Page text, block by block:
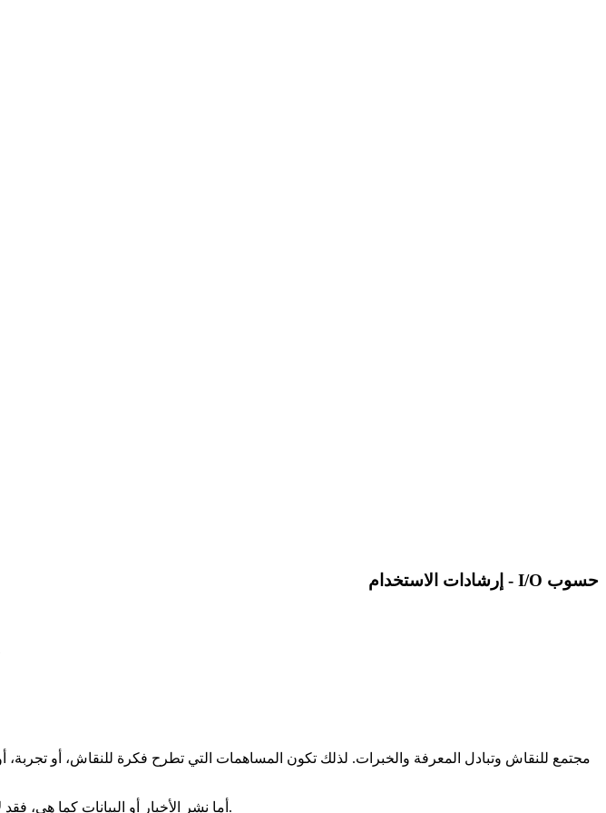
حسوب I/O - إرشادات الاستخدام
أما نشر الأخبار أو البيانات كما هي، فقد لا يكون مناسبًا في بعض الحالات، خاصة إذا كانت لا تضيف مجالًا للنقاش أو كانت منقولة دون قيمة مضافة.